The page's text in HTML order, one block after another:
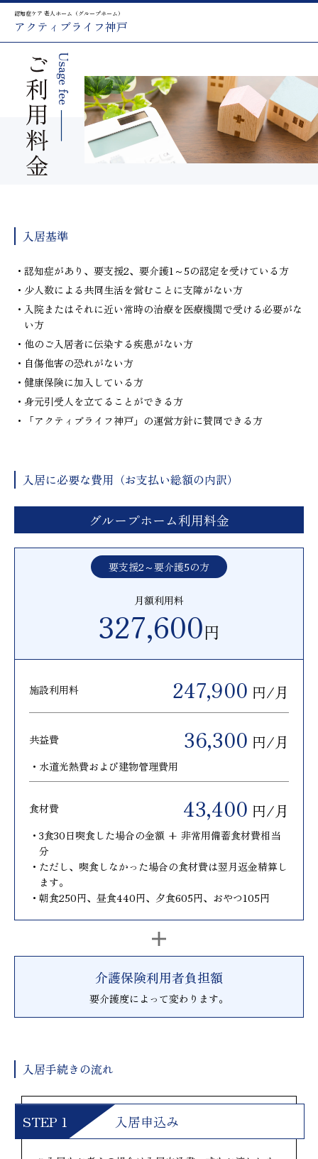
認知症ケア 老人ホーム（グループホーム）
アクティブライフ神戸
入居基準
・認知症があり、要支援2、要介護1～5の認定を受けている方
・少人数による共同生活を営むことに支障がない方
・入院またはそれに近い常時の治療を医療機関で受ける必要がな
い方
・他のご入居者に伝染する疾患がない方
・自傷他害の恐れがない方
・健康保険に加入している方
・身元引受人を立てることができる方
・「アクティブライフ神戸」の運営方針に賛同できる方
入居に必要な費用（お支払い総額の内訳）
グループホーム利用料金
要支援2～要介護5の方
月額利用料
327,600円
施設利用料 247,900 円/月
共益費 36,300 円/月
・水道光熱費および建物管理費用
食材費 43,400 円/月
・3食30日喫食した場合の金額 + 非常用備蓄食材費相当
分
・ただし、喫食しなかった場合の食材費は翌月返金精算し
ます。
・朝食250円、昼食440円、夕食605円、おやつ105円
介護保険利用者負担額
要介護度によって変わります。
入居手続きの流れ
入居申込み